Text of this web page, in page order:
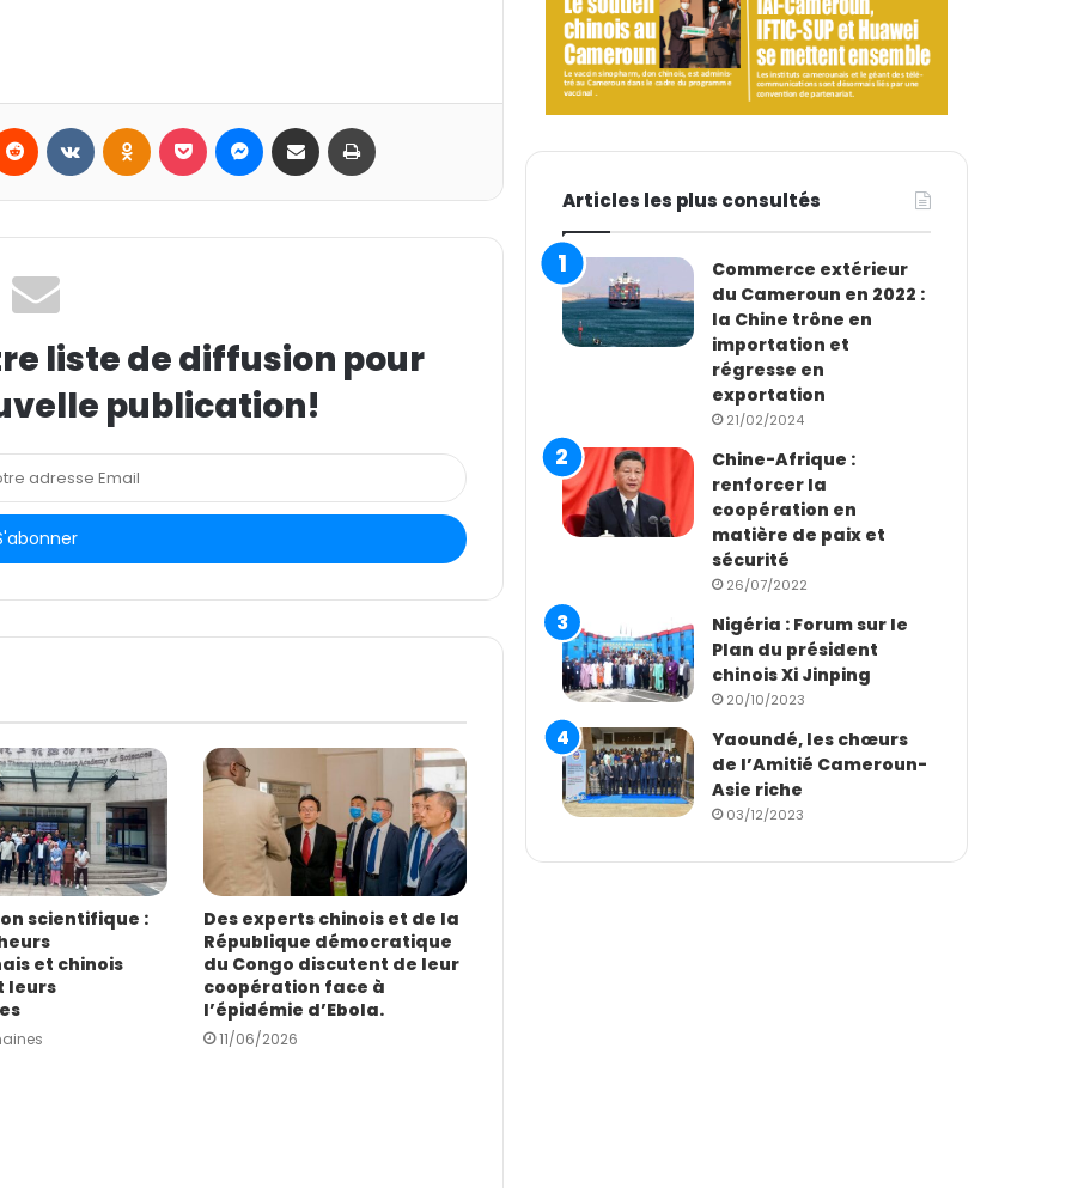
liste de diffusion pour
publication!
scientifique :
et chinois
leurs
Des experts chinois et de la
République démocratique
du Congo discutent de leur
coopération face à
l’épidémie d’Ebola.
11/06/2026
Articles les plus consultés
Commerce extérieur
du Cameroun en 2022 :
la Chine trône en
importation et
régresse en
exportation
21/02/2024
Chine-Afrique :
renforcer la
coopération en
matière de paix et
sécurité
26/07/2022
Nigéria : Forum sur le
Plan du président
chinois Xi Jinping
20/10/2023
Yaoundé, les chœurs
de l’Amitié Cameroun-
Asie riche
03/12/2023